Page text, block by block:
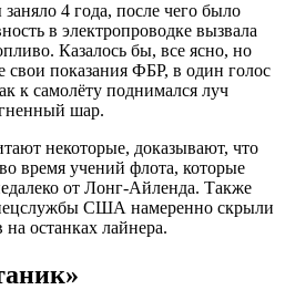
4 года, после чего было
в электропроводке вызвала
Казалось бы, все ясно, но
показания ФБР, в один голос
к самолёту поднимался луч
шар.
некоторые, доказывают, что
время учений флота, которые
от Лонг-Айленда. Также
США намеренно скрыли
останках лайнера.